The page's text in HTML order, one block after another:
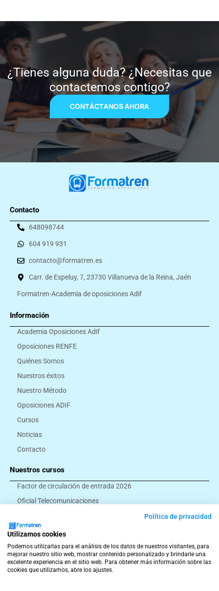
¿Tienes alguna duda? ¿Necesitas que
contactemos contigo?
CONTÁCTANOS AHORA
Contacto
648098744
604 919 931
contacto@formatren.es
Carr. de Espeluy, 7, 23730 Villanueva de la Reina, Jaén
Formatren-Academia de oposiciones Adif
Información
Academia Oposiciones Adif
Oposiciones RENFE
Quiénes Somos
Nuestros éxitos
Nuestro Método
Oposiciones ADIF
Cursos
Noticias
Contacto
Nuestros cursos
Factor de circulación de entrada 2026
Oficial Telecomunicaciones
Ayudante ferroviario
Todos los cursos
Política de privacidad
Utilizamos cookies
Podemos utilizarlas para el análisis de los datos de nuestros visitantes, para
mejorar nuestro sitio web, mostrar contenido personalizado y brindarle una
excelente experiencia en el sitio web. Para obtener más información sobre las
cookies que utilizamos, abre los ajustes.